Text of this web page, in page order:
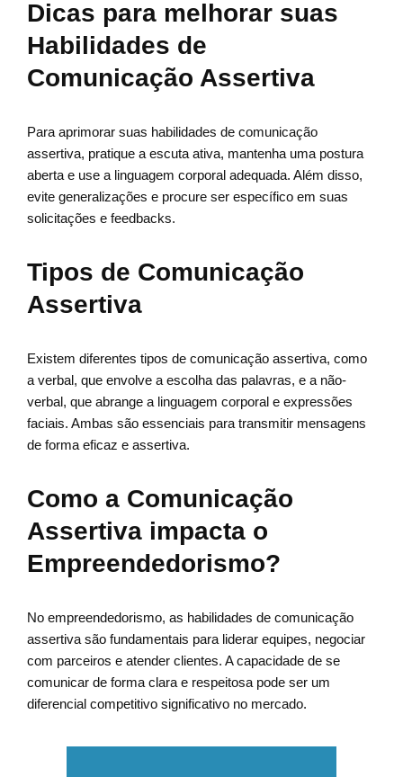
Dicas para melhorar suas
Habilidades de
Comunicação Assertiva
Para aprimorar suas habilidades de comunicação
assertiva, pratique a escuta ativa, mantenha uma postura
aberta e use a linguagem corporal adequada. Além disso,
evite generalizações e procure ser específico em suas
solicitações e feedbacks.
Tipos de Comunicação
Assertiva
Existem diferentes tipos de comunicação assertiva, como
a verbal, que envolve a escolha das palavras, e a não-
verbal, que abrange a linguagem corporal e expressões
faciais. Ambas são essenciais para transmitir mensagens
de forma eficaz e assertiva.
Como a Comunicação
Assertiva impacta o
Empreendedorismo?
No empreendedorismo, as habilidades de comunicação
assertiva são fundamentais para liderar equipes, negociar
com parceiros e atender clientes. A capacidade de se
comunicar de forma clara e respeitosa pode ser um
diferencial competitivo significativo no mercado.